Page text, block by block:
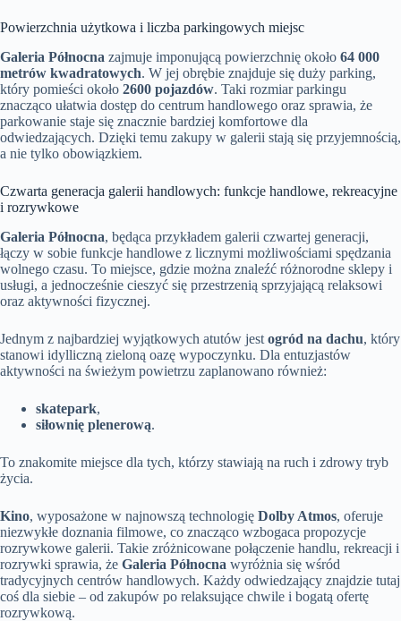
Powierzchnia użytkowa i liczba parkingowych miejsc
Galeria Północna zajmuje imponującą powierzchnię około 64 000
metrów kwadratowych. W jej obrębie znajduje się duży parking,
który pomieści około 2600 pojazdów. Taki rozmiar parkingu
znacząco ułatwia dostęp do centrum handlowego oraz sprawia, że
parkowanie staje się znacznie bardziej komfortowe dla
odwiedzających. Dzięki temu zakupy w galerii stają się przyjemnością,
a nie tylko obowiązkiem.
Czwarta generacja galerii handlowych: funkcje handlowe, rekreacyjne
i rozrywkowe
Galeria Północna, będąca przykładem galerii czwartej generacji,
łączy w sobie funkcje handlowe z licznymi możliwościami spędzania
wolnego czasu. To miejsce, gdzie można znaleźć różnorodne sklepy i
usługi, a jednocześnie cieszyć się przestrzenią sprzyjającą relaksowi
oraz aktywności fizycznej.
Jednym z najbardziej wyjątkowych atutów jest ogród na dachu, który
stanowi idylliczną zieloną oazę wypoczynku. Dla entuzjastów
aktywności na świeżym powietrzu zaplanowano również:
skatepark,
siłownię plenerową.
To znakomite miejsce dla tych, którzy stawiają na ruch i zdrowy tryb
życia.
Kino, wyposażone w najnowszą technologię Dolby Atmos, oferuje
niezwykłe doznania filmowe, co znacząco wzbogaca propozycje
rozrywkowe galerii. Takie zróżnicowane połączenie handlu, rekreacji i
rozrywki sprawia, że Galeria Północna wyróżnia się wśród
tradycyjnych centrów handlowych. Każdy odwiedzający znajdzie tutaj
coś dla siebie – od zakupów po relaksujące chwile i bogatą ofertę
rozrywkową.